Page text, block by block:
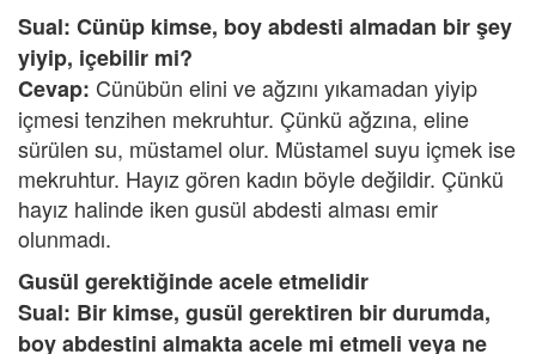
Sual: Cünüp kimse, boy abdesti almadan bir şey
yiyip, içebilir mi?
Cevap: Cünübün elini ve ağzını yıkamadan yiyip
içmesi tenzihen mekruhtur. Çünkü ağzına, eline
sürülen su, müstamel olur. Müstamel suyu içmek ise
mekruhtur. Hayız gören kadın böyle değildir. Çünkü
hayız halinde iken gusül abdesti alması emir
olunmadı.
Gusül gerektiğinde acele etmelidir
Sual: Bir kimse, gusül gerektiren bir durumda,
boy abdestini almakta acele mi etmeli veya ne